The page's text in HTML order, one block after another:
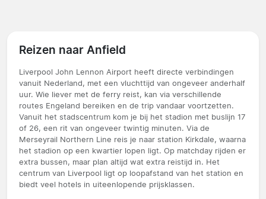
Reizen naar Anfield
Liverpool John Lennon Airport heeft directe verbindingen
vanuit Nederland, met een vluchttijd van ongeveer anderhalf
uur. Wie liever met de ferry reist, kan via verschillende
routes Engeland bereiken en de trip vandaar voortzetten.
Vanuit het stadscentrum kom je bij het stadion met buslijn 17
of 26, een rit van ongeveer twintig minuten. Via de
Merseyrail Northern Line reis je naar station Kirkdale, waarna
het stadion op een kwartier lopen ligt. Op matchday rijden er
extra bussen, maar plan altijd wat extra reistijd in. Het
centrum van Liverpool ligt op loopafstand van het station en
biedt veel hotels in uiteenlopende prijsklassen.